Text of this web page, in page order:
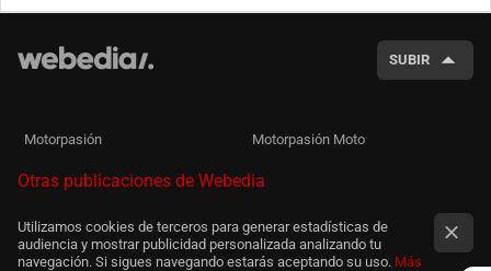
SUBIR
Motorpasión Motorpasión Moto
Otras publicaciones de Webedia
Utilizamos cookies de terceros para generar estadísticas de
audiencia y mostrar publicidad personalizada analizando tu
navegación. Si sigues navegando estarás aceptando su uso. Más